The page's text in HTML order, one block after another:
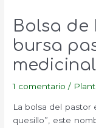
Bolsa de
bursa
1 comentario /
La bolsa del
quesillo”, este